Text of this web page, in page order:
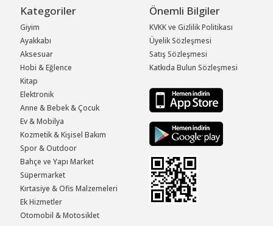
Kategoriler
Giyim
Ayakkabı
Aksesuar
Hobi & Eğlence
Kitap
Elektronik
Anne & Bebek & Çocuk
Ev & Mobilya
Kozmetik & Kişisel Bakım
Spor & Outdoor
Bahçe ve Yapı Market
Süpermarket
Kırtasiye & Ofis Malzemeleri
Ek Hizmetler
Otomobil & Motosiklet
Önemli Bilgiler
KVKK ve Gizlilik Politikası
Üyelik Sözleşmesi
Satış Sözleşmesi
Katkıda Bulun Sözleşmesi